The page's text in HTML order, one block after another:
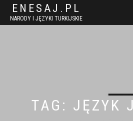
ENESAJ.PL
NARODY I JĘZYKI TURKIJSKIE
TAG: JĘZYK